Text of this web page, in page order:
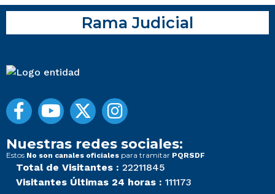
Rama Judicial
Nuestras redes sociales:
Estos No son canales oficiales para tramitar PQRSDF
Total de Visitantes : 22211845
Visitantes Últimas 24 horas : 111173